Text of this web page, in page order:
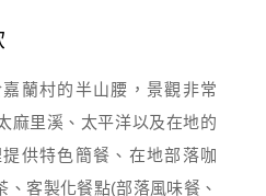
蘭村的半山腰，景觀非常
麻里溪、太平洋以及在地的
供特色簡餐、在地部落咖
、客製化餐點(部落風味餐、